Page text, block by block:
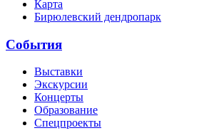
Карта
Бирюлевский дендропарк
События
Выставки
Экскурсии
Концерты
Образование
Спецпроекты